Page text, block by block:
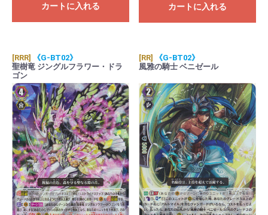
カートに入れる カートに入れる
[RRR]
《G-BT02》
聖樹竜 ジングルフラワー・ドラ
ゴン
[RR]
《G-BT02》
風雅の騎士 ベニゼール